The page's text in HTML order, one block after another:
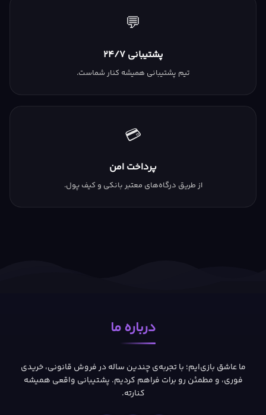
💬
پشتیبانی ۲۴/۷
تیم پشتیبانی همیشه کنار شماست.
💳
پرداخت امن
از طریق درگاه‌های معتبر بانکی و کیف پول.
درباره ما
ما عاشق بازی‌ایم؛ با تجربه‌ی چندین ساله در فروش قانونی، خریدی
فوری، و مطمئن رو برات فراهم کردیم. پشتیبانی واقعی همیشه
کنارته.